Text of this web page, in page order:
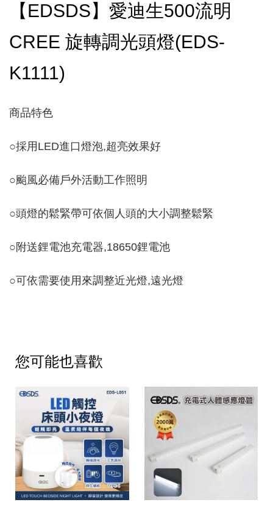
【EDSDS】愛迪生500流明
CREE 旋轉調光頭燈(EDS-
K1111)
商品特色
○採用LED進口燈泡,超亮效果好
○颱風必備戶外活動工作照明
○頭燈的鬆緊帶可依個人頭的大小調整鬆緊
○ 附送鋰電池充電器,18650鋰電池
○可依需要使用來調整近光燈,遠光燈
您可能也喜歡